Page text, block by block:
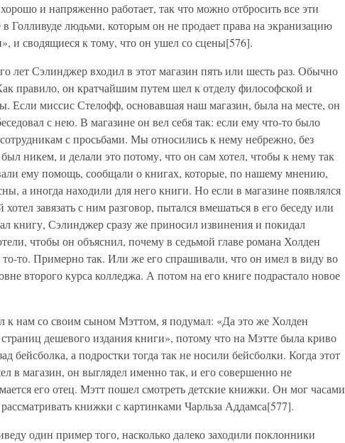
и напряженно работает, так что можно отбросить все эти
Голливуде людьми, которым он не продает права на экранизацию
и сводящиеся к тому, что он ушел со сцены[576].
лет Сэлинджер входил в этот магазин пять или шесть раз. Обычно
правило, он кратчайшим путем шел к отделу философской и
Если миссис Стелофф, основавшая наш магазин, была на месте, он
с нею. В магазине он вел себя так: если ему что-то было
с просьбами. Мы относились к нему небрежно, без
никем, и делали это потому, что он сам хотел, чтобы к нему так
ему помощь, сообщали о книгах, которые, по нашему мнению,
а иногда находили для него книги. Но если в магазине появлялся
завязать с ним разговор, пытался вмешаться в его беседу или
книгу, Сэлинджер сразу же приносил извинения и покидал
чтобы он объяснил, почему в седьмой главе романа Холден
то. Примерно так. Или же его спрашивали, что он имел в виду во
второго курса колледжа. А потом на его книге подрастало новое
к нам со своим сыном Мэттом, я подумал: «Да это же Холден
дешевого издания книги», потому что на Мэтте была криво
бейсболка, а подростки тогда так не носили бейсболки. Когда этот
в магазин, он выглядел именно так, и его совершенно не
его отец. Мэтт пошел смотреть детские книжки. Он мог часами
книжки с картинками Чарльза Аддамса[577].
один пример того, насколько далеко заходили поклонники